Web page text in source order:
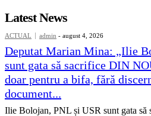
Latest News
ACTUAL admin - august 4, 2026
Deputat Marian Mina: „Ilie
sunt gata să sacrifice DIN
doar pentru a bifa, fără
document...
Ilie Bolojan, PNL și USR sunt gata